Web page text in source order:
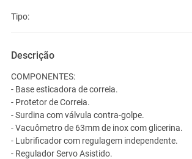
Tipo:
Descrição
COMPONENTES:
- Base esticadora de correia.
- Protetor de Correia.
- Surdina com válvula contra-golpe.
- Vacuômetro de 63mm de inox com glicerina.
- Lubrificador com regulagem independente.
- Regulador Servo Asistido.